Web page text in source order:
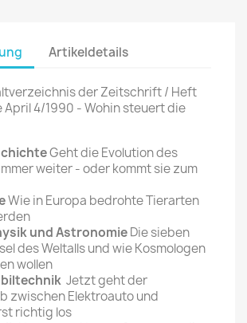
Artikeldetails
der Zeitschrift / Heft
April 4/1990 - Wohin steuert die
Geht die Evolution des
weiter - oder kommt sie zum
Wie in Europa bedrohte Tierarten
und AstronomieDie sieben
des Weltalls und wie Kosmologen
wollen
Jetzt geht der
zwischen Elektroauto und
richtig los